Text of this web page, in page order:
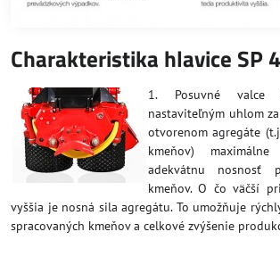
Charakteristika hlavice SP
1. Posuvné valce
nastaviteľným uhlom
otvorenom agregáte
kmeňov)
adekvátnu nosnosť
kmeňov. O čo väčší
vyššia je nosná sila agregátu. To umožňuje
spracovaných kmeňov a celkové zvýšenie